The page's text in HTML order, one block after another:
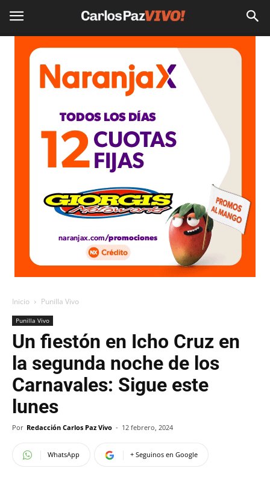
Inicio Punilla Vivo
Punilla Vivo
Un fiestón en Icho Cruz en
la segunda noche de los
Carnavales: Sigue este
lunes
Por Redacción Carlos Paz Vivo - 12 febrero, 2024
WhatsApp + Seguinos en Google